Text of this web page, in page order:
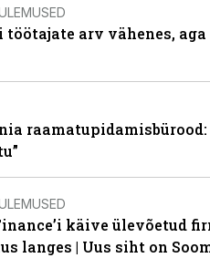
töötajate arv vähenes,
käive ülevõetud
langes | Uus siht on